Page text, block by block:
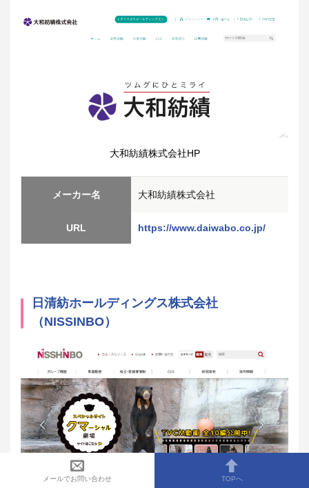
大和紡績株式会社HP
メーカー名 大和紡績株式会社
URL https://www.daiwabo.co.jp/
日清紡ホールディングス株式会社
（NISSINBO）
メールでお問い合わせ TOPへ